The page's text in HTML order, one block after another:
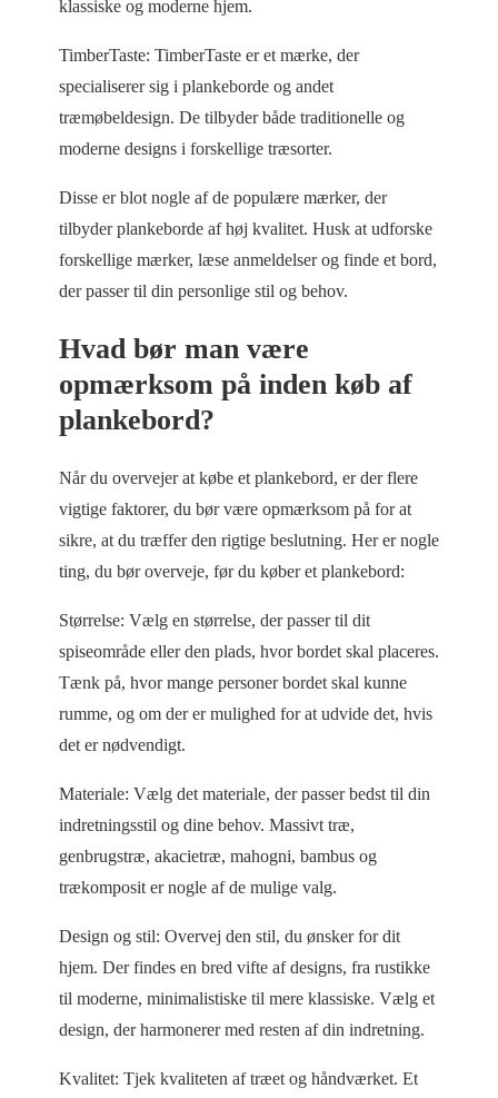
klassiske og moderne hjem.
TimberTaste: TimberTaste er et mærke, der
specialiserer sig i plankeborde og andet
træmøbeldesign. De tilbyder både traditionelle og
moderne designs i forskellige træsorter.
Disse er blot nogle af de populære mærker, der
tilbyder plankeborde af høj kvalitet. Husk at udforske
forskellige mærker, læse anmeldelser og finde et bord,
der passer til din personlige stil og behov.
Hvad bør man være
opmærksom på inden køb af
plankebord?
Når du overvejer at købe et plankebord, er der flere
vigtige faktorer, du bør være opmærksom på for at
sikre, at du træffer den rigtige beslutning. Her er nogle
ting, du bør overveje, før du køber et plankebord:
Størrelse: Vælg en størrelse, der passer til dit
spiseområde eller den plads, hvor bordet skal placeres.
Tænk på, hvor mange personer bordet skal kunne
rumme, og om der er mulighed for at udvide det, hvis
det er nødvendigt.
Materiale: Vælg det materiale, der passer bedst til din
indretningsstil og dine behov. Massivt træ,
genbrugstræ, akacietræ, mahogni, bambus og
trækomposit er nogle af de mulige valg.
Design og stil: Overvej den stil, du ønsker for dit
hjem. Der findes en bred vifte af designs, fra rustikke
til moderne, minimalistiske til mere klassiske. Vælg et
design, der harmonerer med resten af din indretning.
Kvalitet: Tjek kvaliteten af træet og håndværket. Et